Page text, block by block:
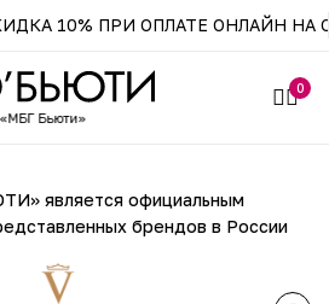
10% ПРИ ОПЛАТЕ ОНЛАЙН НА
Бьюти»
0
является официальным
брендов в России